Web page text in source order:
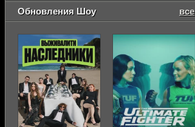
Обновления Шоу все